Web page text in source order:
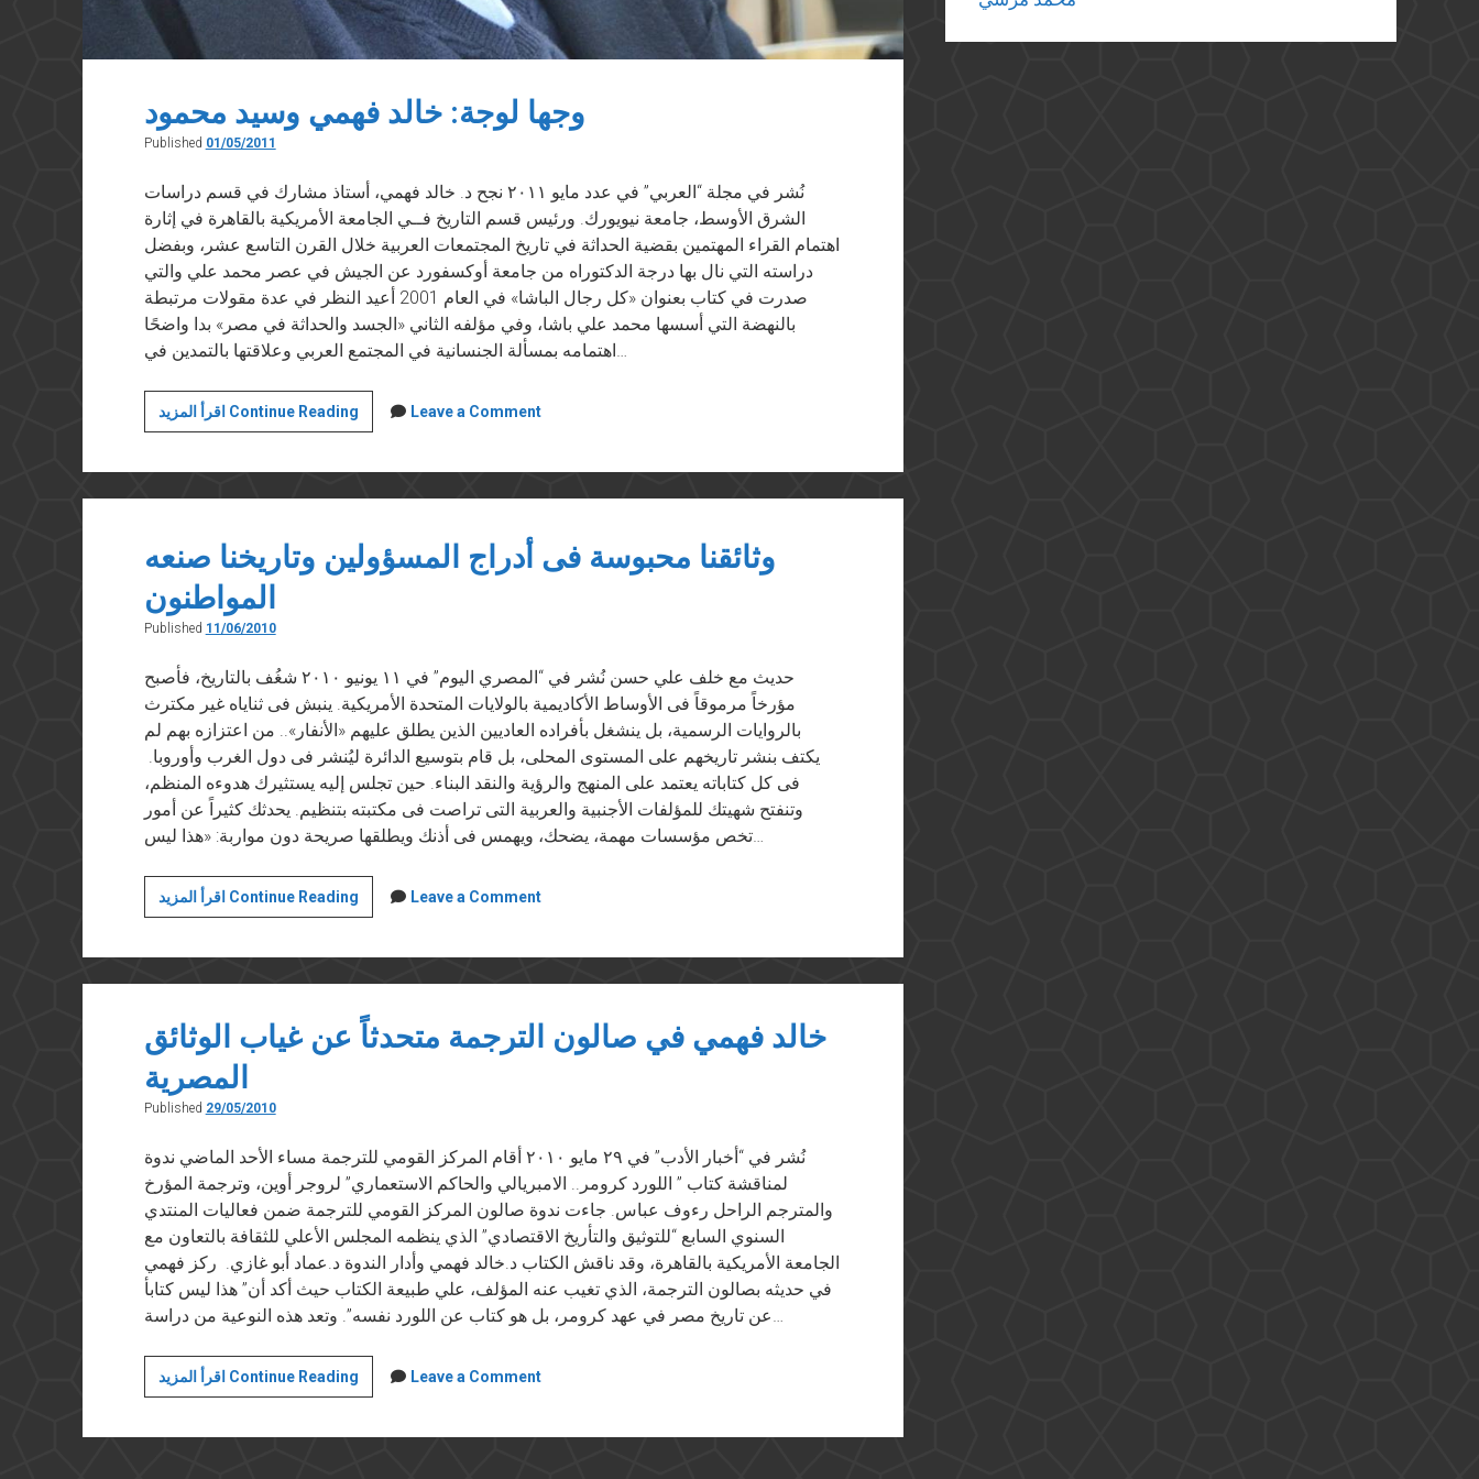
وجها لوجة: خالد فهمي وسيد محمود
Published 01/05/2011
نُشر في مجلة “العربي” في عدد مايو ٢٠١١ نجح د. خالد فهمي، أستاذ مشارك في قسم دراسات
الشرق الأوسط، جامعة نيويورك. ورئيس قسم التاريخ فــي الجامعة الأمريكية بالقاهرة في إثارة
اهتمام القراء المهتمين بقضية الحداثة في تاريخ المجتمعات العربية خلال القرن التاسع عشر، وبفضل
دراسته التي نال بها درجة الدكتوراه من جامعة أوكسفورد عن الجيش في عصر محمد علي والتي
صدرت في كتاب بعنوان «كل رجال الباشا» في العام 2001 أعيد النظر في عدة مقولات مرتبطة
بالنهضة التي أسسها محمد علي باشا، وفي مؤلفه الثاني «الجسد والحداثة في مصر» بدا واضحًا
اقرأ المزيد Continue Readingوجها
لوجة:
محمود
Leave a Comment
وثائقنا محبوسة فى أدراج المسؤولين وتاريخنا صنعه
المواطنون
Published 11/06/2010
حديث مع خلف علي حسن نُشر في “المصري اليوم” في ١١ يونيو ٢٠١٠ شغُف بالتاريخ، فأصبح
مؤرخاً مرموقاً فى الأوساط الأكاديمية بالولايات المتحدة الأمريكية. ينبش فى ثناياه غير مكترث
بالروايات الرسمية، بل ينشغل بأفراده العاديين الذين يطلق عليهم «الأنفار».. من اعتزازه بهم لم
يكتف بنشر تاريخهم على المستوى المحلى، بل قام بتوسيع الدائرة ليُنشر فى دول الغرب وأوروبا.
فى كل كتاباته يعتمد على المنهج والرؤية والنقد البناء. حين تجلس إليه يستثيرك هدوءه المنظم،
وتنفتح شهيتك للمؤلفات الأجنبية والعربية التى تراصت فى مكتبته بتنظيم. يحدثك كثيراً عن أمور
تخص مؤسسات مهمة، يضحك، ويهمس فى أذنك ويطلقها صريحة دون مواربة: «هذا ليس…
اقرأ المزيد Continue Readingوثائقنا
محبوسة
وتاريخنا
صنعه
Leave a Comment
خالد فهمي في صالون الترجمة متحدثاً عن غياب الوثائق
المصرية
Published 29/05/2010
نُشر في “أخبار الأدب” في ٢٩ مايو ٢٠١٠ أقام المركز القومي للترجمة مساء الأحد الماضي ندوة
لمناقشة كتاب ” اللورد كرومر.. الامبريالي والحاكم الاستعماري” لروجر أوين، وترجمة المؤرخ
والمترجم الراحل رءوف عباس. جاءت ندوة صالون المركز القومي للترجمة ضمن فعاليات المنتدي
السنوي السابع “للتوثيق والتأريخ الاقتصادي” الذي ينظمه المجلس الأعلي للثقافة بالتعاون مع
الجامعة الأمريكية بالقاهرة، وقد ناقش الكتاب د.خالد فهمي وأدار الندوة د.عماد أبو غازي. ركز فهمي
في حديثه بصالون الترجمة، الذي تغيب عنه المؤلف، علي طبيعة الكتاب حيث أكد أن” هذا ليس كتابأ
اقرأ المزيد Continue Readingخالد
فهمي
Leave a Comment